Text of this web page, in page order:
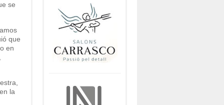
se
que
en
la